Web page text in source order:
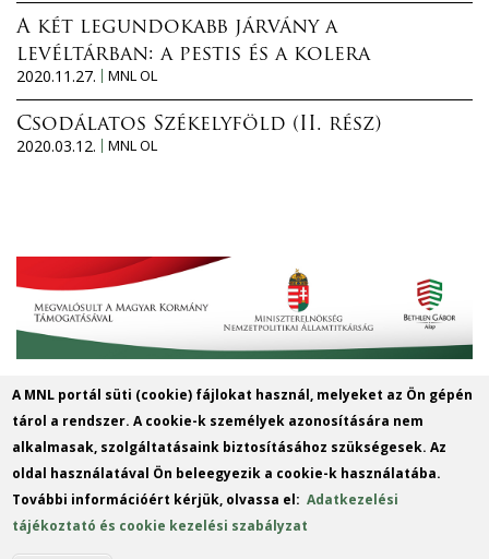
A két legundokabb járvány a
levéltárban: a pestis és a kolera
2020.11.27.
MNL OL
Csodálatos Székelyföld (II. rész)
2020.03.12.
MNL OL
Magyar Nemzeti Levéltár Győr-Moson-
Sopron Vármegye Győri Levéltára
9022 Győr, Liszt Ferenc u. 13.
Telefon: +36 96 312424
A MNL portál süti (cookie) fájlokat használ, melyeket az Ön gépén
tárol a rendszer. A cookie-k személyek azonosítására nem
alkalmasak, szolgáltatásaink biztosításához szükségesek. Az
oldal használatával Ön beleegyezik a cookie-k használatába.
További információért kérjük, olvassa el:Adatkezelési
tájékoztató és cookie kezelési szabályzat